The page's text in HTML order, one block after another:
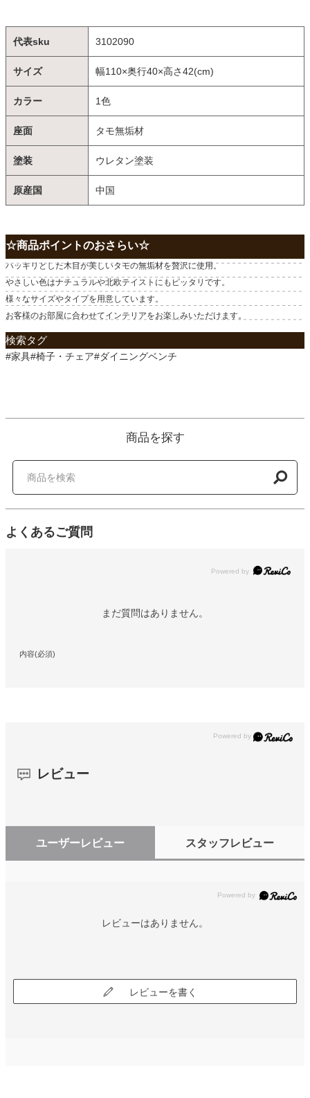
代表sku 3102090
サイズ 幅110×奥行40×高さ42(cm)
カラー 1色
座面 タモ無垢材
塗装 ウレタン塗装
原産国 中国
☆商品ポイントのおさらい☆
ハッキリとした木目が美しいタモの無垢材を贅沢に使用。
やさしい色はナチュラルや北欧テイストにもピッタリです。
様々なサイズやタイプを用意しています。
お客様のお部屋に合わせてインテリアをお楽しみいただけます。
検索タグ
#家具#椅子・チェア#ダイニングベンチ
商品を探す
よくあるご質問
Powered by
まだ質問はありません。
内容(必須)
レビュー
ユーザーレビュー スタッフレビュー
レビューはありません。
レビューを書く